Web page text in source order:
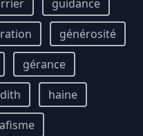
guidance
générosité
gérance
haine